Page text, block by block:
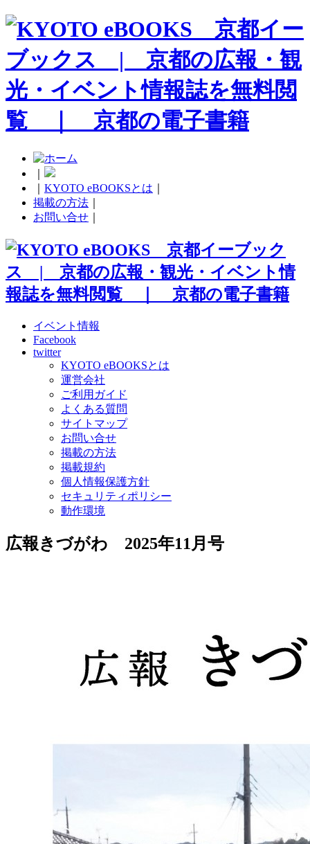
KYOTO eBOOKSとは
掲載の方法
お問い合せ
イベント情報
Facebook
twitter
KYOTO eBOOKSとは
運営会社
ご利用ガイド
よくある質問
サイトマップ
お問い合せ
掲載の方法
掲載規約
個人情報保護方針
セキュリティポリシー
動作環境
広報きづがわ 2025年11月号